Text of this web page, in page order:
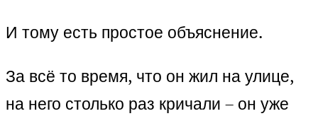
И тому есть простое объяснение.
За всё то время, что он жил на улице,
на него столько раз кричали – он уже